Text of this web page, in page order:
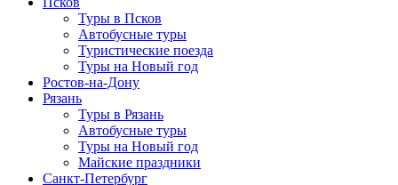
Туры в Псков
Автобусные туры
Туристические поезда
Туры на Новый год
Ростов-на-Дону
Рязань
Туры в Рязань
Автобусные туры
Туры на Новый год
Майские праздники
Санкт-Петербург